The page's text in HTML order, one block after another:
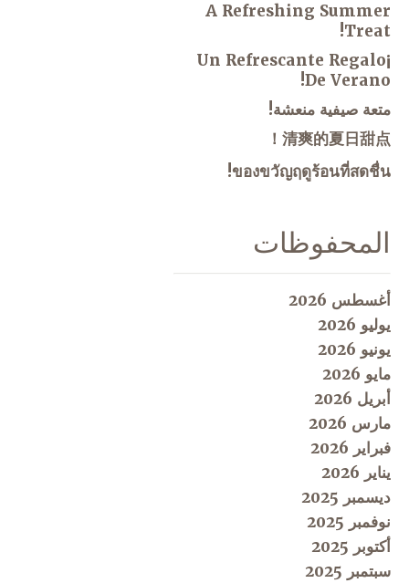
A Refreshing Summer
Treat!
¡Un Refrescante Regalo
De Verano!
متعة صيفية منعشة!
清爽的夏日甜点！
ของขวัญฤดูร้อนที่สดชื่น!
المحفوظات
أغسطس 2026
يوليو 2026
يونيو 2026
مايو 2026
أبريل 2026
مارس 2026
فبراير 2026
يناير 2026
ديسمبر 2025
نوفمبر 2025
أكتوبر 2025
سبتمبر 2025